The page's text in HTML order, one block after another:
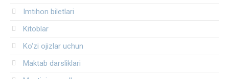
Imtihon biletlari
Kitoblar
Ko‘zi ojizlar uchun
Maktab darsliklari